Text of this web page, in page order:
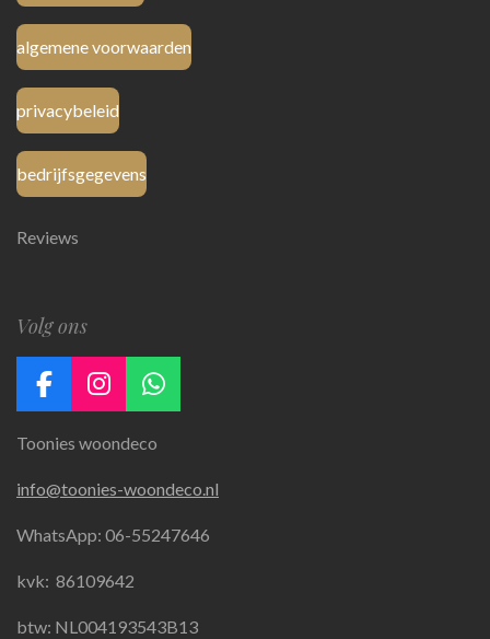
algemene voorwaarden
privacybeleid
bedrijfsgegevens
Reviews
Volg ons
F
c
b
o
k
I
s
a
g
a
W
a
s
A
Toonies woondeco
info@toonies-woondeco.nl
WhatsApp: 06-55247646
kvk: 86109642
btw: NL004193543B13